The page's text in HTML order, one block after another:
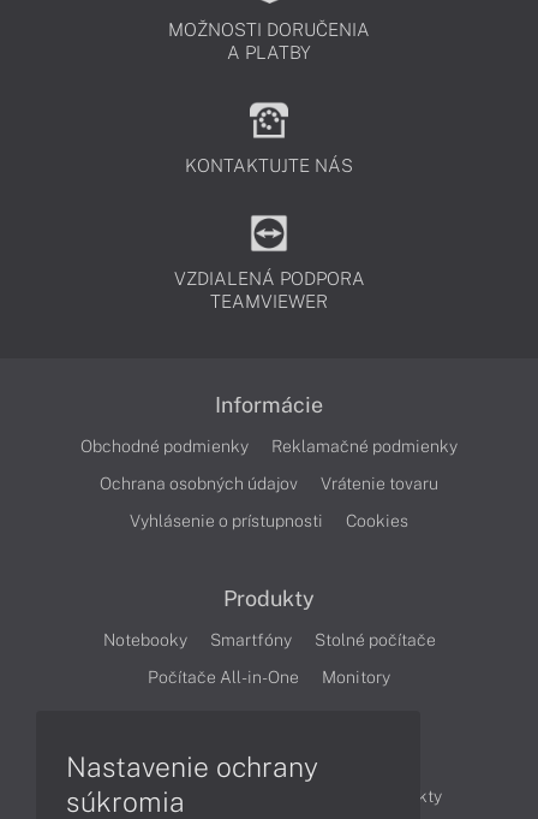
MOŽNOSTI DORUČENIA
A PLATBY
KONTAKTUJTE NÁS
VZDIALENÁ PODPORA
TEAMVIEWER
Informácie
Obchodné podmienky
Reklamačné podmienky
Ochrana osobných údajov
Vrátenie tovaru
Vyhlásenie o prístupnosti
Cookies
Produkty
Notebooky Smartfóny
Stolné počítače
Počítače All-in-One
Monitory
Články
Obchodné informácie
Produkty
Nastavenie ochrany
súkromia